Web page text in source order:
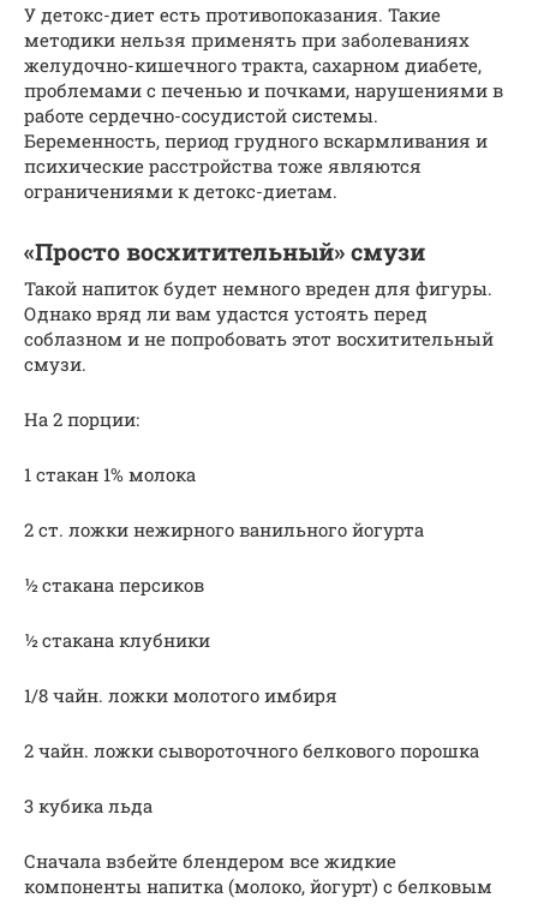
У детокс-диет есть противопоказания. Такие
методики нельзя применять при заболеваниях
желудочно-кишечного тракта, сахарном диабете,
проблемами с печенью и почками, нарушениями в
работе сердечно-сосудистой системы.
Беременность, период грудного вскармливания и
психические расстройства тоже являются
ограничениями к детокс-диетам.
«Просто восхитительный» смузи
Такой напиток будет немного вреден для фигуры.
Однако вряд ли вам удастся устоять перед
соблазном и не попробовать этот восхитительный
смузи.
На 2 порции:
1 стакан 1% молока
2 ст. ложки нежирного ванильного йогурта
½ стакана персиков
½ стакана клубники
1/8 чайн. ложки молотого имбиря
2 чайн. ложки сывороточного белкового порошка
3 кубика льда
Сначала взбейте блендером все жидкие
компоненты напитка (молоко, йогурт) с белковым